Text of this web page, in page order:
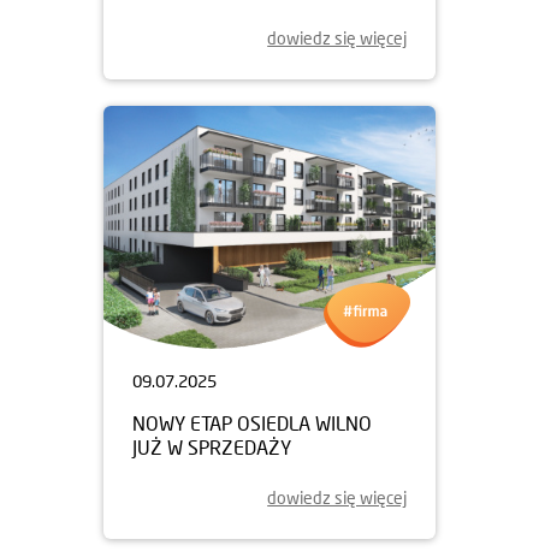
dowiedz się więcej
09.07.2025
NOWY ETAP OSIEDLA WILNO
JUŻ W SPRZEDAŻY
dowiedz się więcej